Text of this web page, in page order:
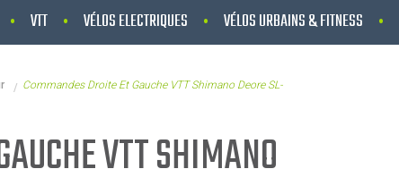
VTT VÉLOS ELECTRIQUES VÉLOS URBAINS & FITNESS
Commandes Droite Et Gauche VTT Shimano Deore SL-